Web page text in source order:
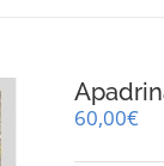
60,00€